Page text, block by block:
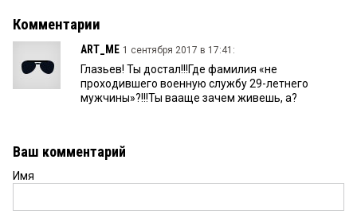
Комментарии
ART_ME 1 сентября 2017 в 17:41:
Глазьев! Ты достал!!!Где фамилия «не
проходившего военную службу 29-летнего
мужчины»?!!!Ты вааще зачем живешь, а?
Ваш комментарий
Имя